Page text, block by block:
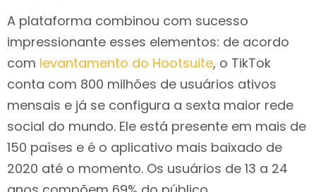
A plataforma combinou com sucesso
impressionante esses elementos: de acordo
com levantamento do Hootsuite, o TikTok
conta com 800 milhões de usuários ativos
mensais e já se configura a sexta maior rede
social do mundo. Ele está presente em mais de
150 países e é o aplicativo mais baixado de
2020 até o momento. Os usuários de 13 a 24